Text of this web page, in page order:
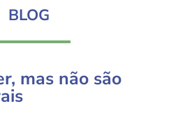
BLOG
mas não são